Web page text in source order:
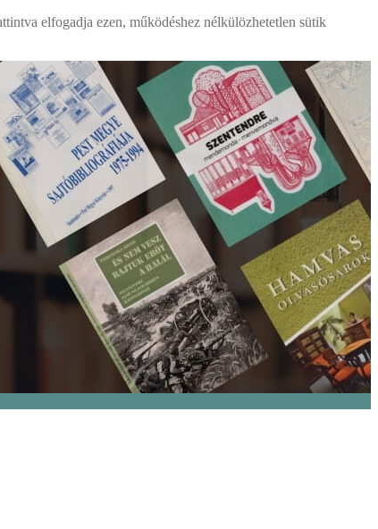
elfogadja ezen, működéshez nélkülözhetetlen sütik